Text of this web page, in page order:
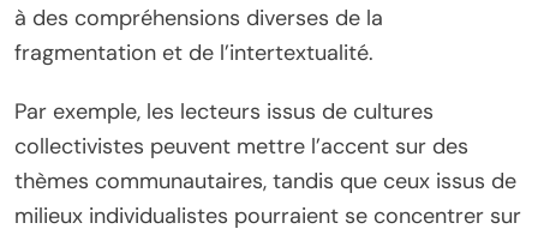
à des compréhensions diverses de la
fragmentation et de l’intertextualité.
Par exemple, les lecteurs issus de cultures
collectivistes peuvent mettre l’accent sur des
thèmes communautaires, tandis que ceux issus de
milieux individualistes pourraient se concentrer sur